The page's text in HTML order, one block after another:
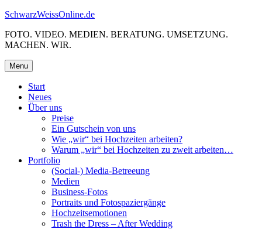
Skip
content
SchwarzWeissOnline.de
FOTO. VIDEO. MEDIEN. BERATUNG. UMSETZUNG.
MACHEN. WIR.
Menu
Start
Neues
Über uns
Preise
Ein Gutschein von uns
Wie „wir“ bei Hochzeiten arbeiten?
Warum „wir“ bei Hochzeiten zu zweit arbeiten…
Portfolio
(Social-) Media-Betreeung
Medien
Business-Fotos
Portraits und Fotospaziergänge
Hochzeitsemotionen
Trash the Dress – After Wedding